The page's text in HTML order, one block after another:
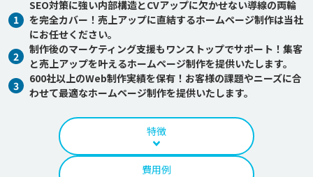
1
SEO対策に強い内部構造とCVアップに欠かせない導線の両輪
を完全カバー！売上アップに直結するホームページ制作は当社
にお任せください。
2
制作後のマーケティング支援もワンストップでサポート！集客
と売上アップを叶えるホームページ制作を提供いたします。
3
600社以上のWeb制作実績を保有！お客様の課題やニーズに合
わせて最適なホームページ制作を提供いたします。
特徴
費用例